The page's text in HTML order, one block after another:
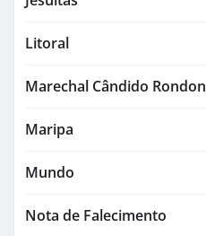
Litoral
Marechal Cândido Rondon
Maripa
Mundo
Nota de Falecimento